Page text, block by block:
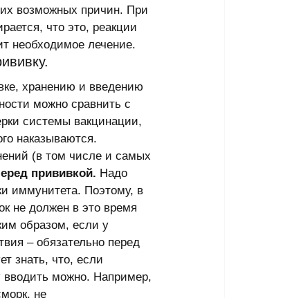
их возможных причин. При
что это, реакции
необходимое лечение.
хранению и введению
можно сравнить с
системы вакцинации,
наказываются.
(в том числе и самых
прививкой. Надо
иммунитета. Поэтому, в
не должен в это время
образом, если у
– обязательно перед
знать, что, если
вводить можно. Например,
не